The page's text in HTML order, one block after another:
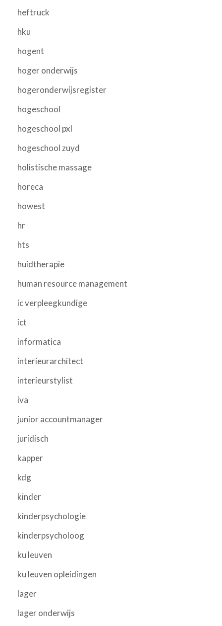
heftruck
hku
hogent
hoger onderwijs
hogeronderwijsregister
hogeschool
hogeschool pxl
hogeschool zuyd
holistische massage
horeca
howest
hr
hts
huidtherapie
human resource management
ic verpleegkundige
ict
informatica
interieurarchitect
interieurstylist
iva
junior accountmanager
juridisch
kapper
kdg
kinder
kinderpsychologie
kinderpsycholoog
ku leuven
ku leuven opleidingen
lager
lager onderwijs